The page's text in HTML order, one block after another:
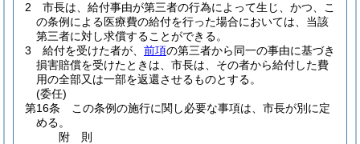
2
市長は、給付事由が第三者の行為によって生じ、かつ、こ
の条例による医療費の給付を行った場合においては、当該
第三者に対し求償することができる。
3
給付を受けた者が、 前項の第三者から同一の事由に基づき
損害賠償を受けたときは、市長は、その者から給付した費
用の全部又は一部を返還させるものとする。
(委任)
第16条
この条例の施行に関し必要な事項は、市長が別に定
める。
附 則